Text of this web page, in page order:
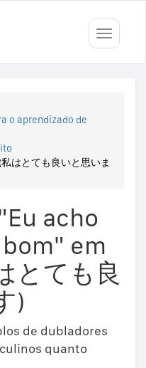
Toggle
o aprendizado de
はとても良いと思いま
acho
em
とても良
)
de dubladores
quanto